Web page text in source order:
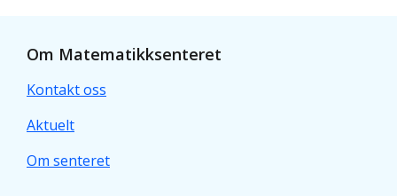
Om Matematikksenteret
Kontakt oss
Aktuelt
Om senteret